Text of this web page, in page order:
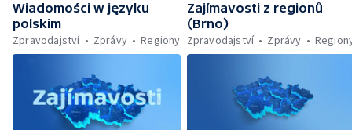
Wiadomości w języku
polskim
Zpravodajství
Zprávy Regiony
Zajímavosti z regionů
(Brno)
Zpravodajství
Zprávy